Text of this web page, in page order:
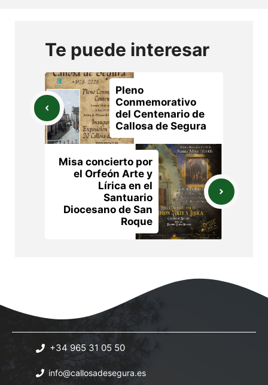
Te puede interesar
Pleno
Conmemorativo
del Centenario de
Callosa de Segura
Misa concierto por
el Orfeón Arte y
Lírica en el
Santuario
Diocesano de San
Roque
+34 965 31 05 50
info@callosadesegura.es